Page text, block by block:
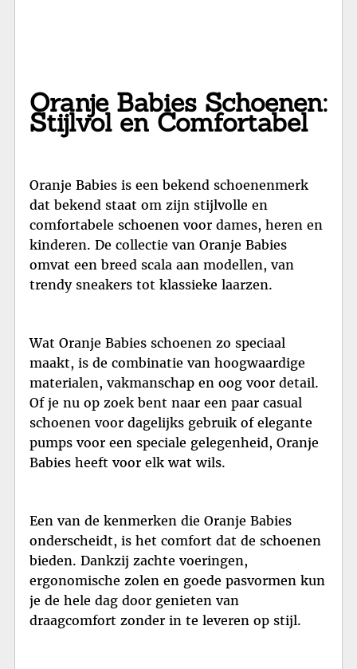
Oranje Babies Schoenen:
Stijlvol en Comfortabel
Oranje Babies is een bekend schoenenmerk
dat bekend staat om zijn stijlvolle en
comfortabele schoenen voor dames, heren en
kinderen. De collectie van Oranje Babies
omvat een breed scala aan modellen, van
trendy sneakers tot klassieke laarzen.
Wat Oranje Babies schoenen zo speciaal
maakt, is de combinatie van hoogwaardige
materialen, vakmanschap en oog voor detail.
Of je nu op zoek bent naar een paar casual
schoenen voor dagelijks gebruik of elegante
pumps voor een speciale gelegenheid, Oranje
Babies heeft voor elk wat wils.
Een van de kenmerken die Oranje Babies
onderscheidt, is het comfort dat de schoenen
bieden. Dankzij zachte voeringen,
ergonomische zolen en goede pasvormen kun
je de hele dag door genieten van
draagcomfort zonder in te leveren op stijl.